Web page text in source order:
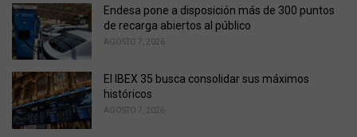
i
e
s
Endesa pone a disposición más de 300 puntos
de recarga abiertos al público
AGOSTO 7, 2026
El IBEX 35 busca consolidar sus máximos
históricos
AGOSTO 7, 2026